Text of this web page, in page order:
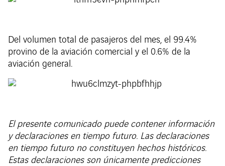
Del volumen total de pasajeros del mes, el 99.4%
provino de la aviación comercial y el 0.6% de la
aviación general.
El presente comunicado puede contener información
y declaraciones en tiempo futuro. Las declaraciones
en tiempo futuro no constituyen hechos históricos.
Estas declaraciones son únicamente predicciones